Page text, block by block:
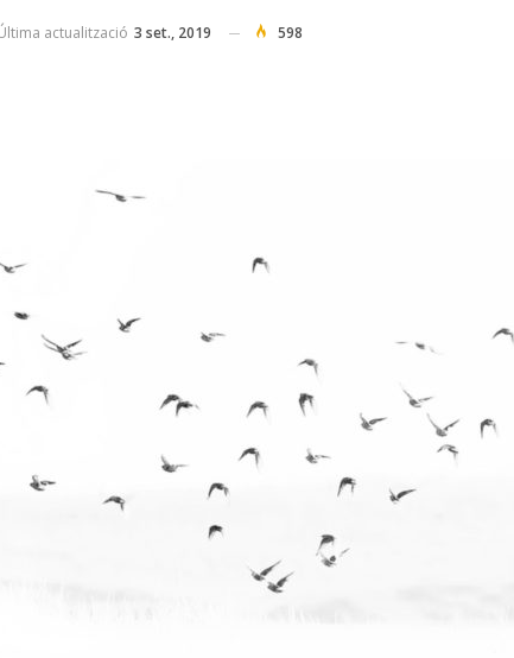
actualització 3 set., 2019 598